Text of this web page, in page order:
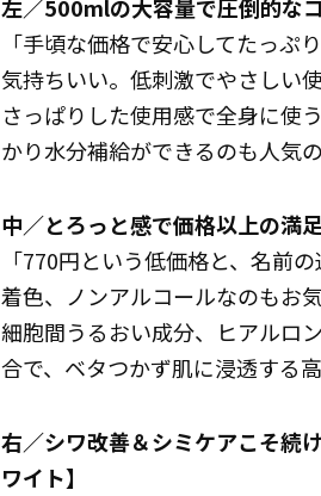
左／500mlの大容量で圧倒的な
「手頃な価格で安心してたっぷ
気持ちいい。低刺激でやさしい
さっぱりした使用感で全身に使
かり水分補給ができるのも人気
中／とろっと感で価格以上の満
「770円という低価格と、名前
着色、ノンアルコールなのもお
細胞間うるおい成分、ヒアルロ
合で、ベタつかず肌に浸透する
右／シワ改善＆シミケアこそ続
ワイト】